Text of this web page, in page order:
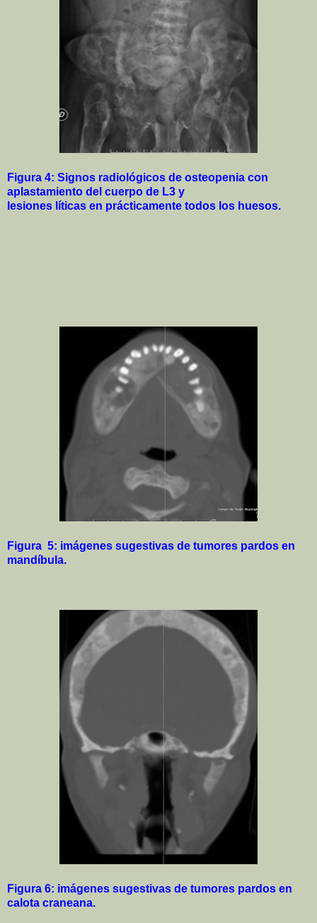
Figura 4: Signos radiológicos de osteopenia con
aplastamiento del cuerpo de L3 y
lesiones líticas en prácticamente todos los huesos.
Figura 5: imágenes sugestivas de tumores pardos en
mandíbula.
Figura 6: imágenes sugestivas de tumores pardos en
calota craneana.